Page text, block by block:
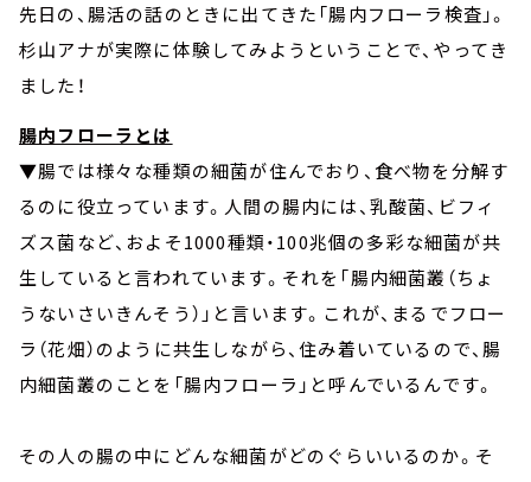
先日の、腸活の話のときに出てきた「腸内フローラ検査」。
杉山アナが実際に体験してみようということで、やってき
ました！
腸内フローラとは
▼腸では様々な種類の細菌が住んでおり、食べ物を分解す
るのに役立っています。人間の腸内には、乳酸菌、ビフィ
ズス菌など、およそ1000種類・100兆個の多彩な細菌が共
生していると言われています。それを「腸内細菌叢（ちょ
うないさいきんそう）」と言います。これが、まるでフロー
ラ（花畑）のように共生しながら、住み着いているので、腸
内細菌叢のことを「腸内フローラ」と呼んでいるんです。
その人の腸の中にどんな細菌がどのぐらいいるのか。そ